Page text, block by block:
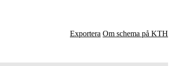
Exportera Om schema på KTH